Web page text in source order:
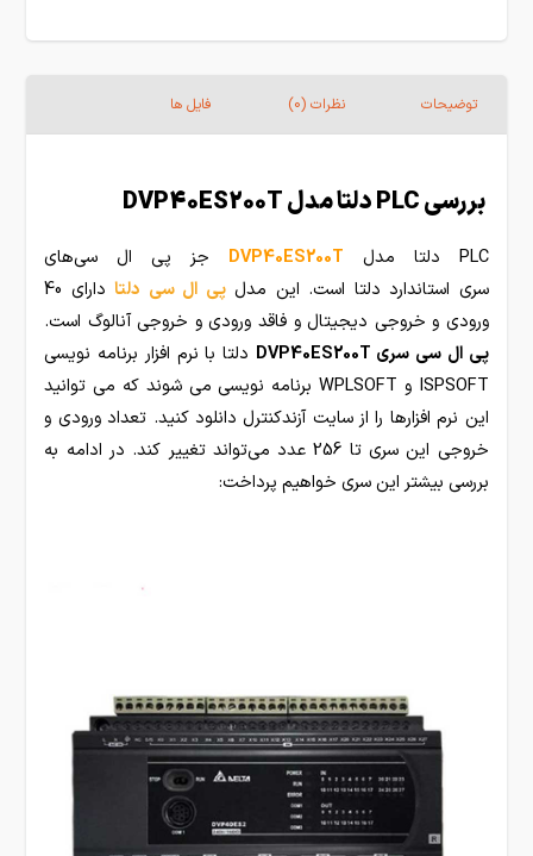
توضیحات نظرات (0) فایل ها
بررسی PLC دلتا مدل DVP40ES200T
PLC دلتا مدل DVP40ES200T جز پی ال سی‌های
سری استاندارد دلتا است. این مدلپی ال سی دلتا
دارای 40
ورودی و خروجی دیجیتال و فاقد ورودی و خروجی آنالوگ است.
پی ال سی سری DVP40ES200T
دلتا با نرم افزار برنامه نویسی
ISPSOFT و WPLSOFT برنامه نویسی می شوند که می توانید
این نرم افزارها را از سایت آزندکنترل دانلود کنید. تعداد ورودی و
خروجی این سری تا 256 عدد می‌تواند تغییر کند. در ادامه به
بررسی بیشتر این سری خواهیم پرداخت: